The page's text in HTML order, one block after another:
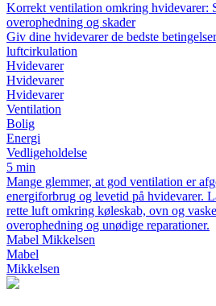
Korrekt ventilation omkring hvidevarer:
overophedning og skader
Giv dine hvidevarer de bedste
luftcirkulation
Hvidevarer
Hvidevarer
Hvidevarer
Ventilation
Bolig
Energi
Vedligeholdelse
5 min
Mange glemmer, at god ventilation er
energiforbrug og levetid på hvidevarer.
rette luft omkring køleskab, ovn og
overophedning og unødige reparationer.
Mabel Mikkelsen
Mabel
Mikkelsen